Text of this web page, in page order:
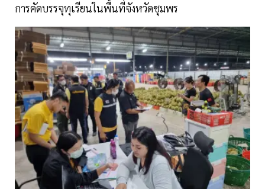
การคัดบรรจุทุเรียนในพื้นที่จังหวัดชุมพร